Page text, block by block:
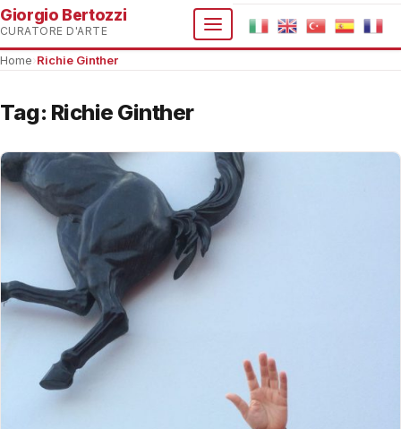
Giorgio Bertozzi
CURATORE D'ARTE
Home Richie Ginther
Tag: Richie Ginther